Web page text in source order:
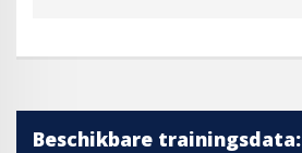
Beschikbare trainingsdata: